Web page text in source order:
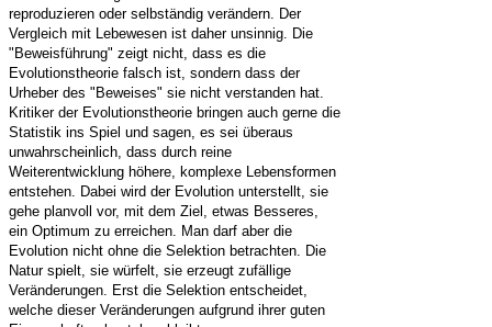
reproduzieren oder selbständig verändern. Der
Vergleich mit Lebewesen ist daher unsinnig. Die
"Beweisführung" zeigt nicht, dass es die
Evolutionstheorie falsch ist, sondern dass der
Urheber des "Beweises" sie nicht verstanden hat.
Kritiker der Evolutionstheorie bringen auch gerne die
Statistik ins Spiel und sagen, es sei überaus
unwahrscheinlich, dass durch reine
Weiterentwicklung höhere, komplexe Lebensformen
entstehen. Dabei wird der Evolution unterstellt, sie
gehe planvoll vor, mit dem Ziel, etwas Besseres,
ein Optimum zu erreichen. Man darf aber die
Evolution nicht ohne die Selektion betrachten. Die
Natur spielt, sie würfelt, sie erzeugt zufällige
Veränderungen. Erst die Selektion entscheidet,
welche dieser Veränderungen aufgrund ihrer guten